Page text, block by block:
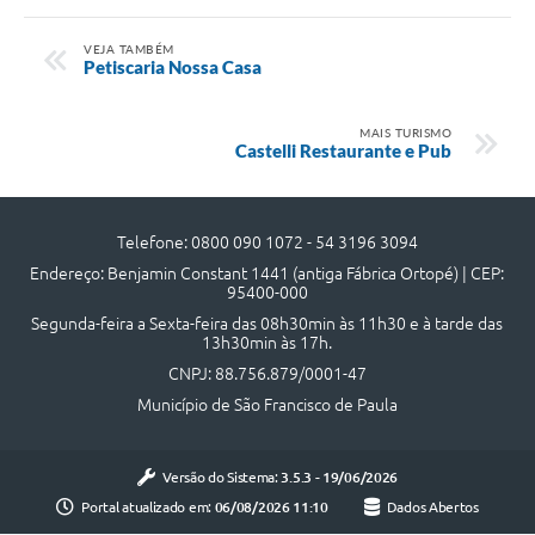
UERGS - Universidade Estadual do RS
Turismo
VEJA TAMBÉM
Petiscaria Nossa Casa
MAIS TURISMO
Castelli Restaurante e Pub
Telefone: 0800 090 1072 - 54 3196 3094
Endereço: Benjamin Constant 1441 (antiga Fábrica Ortopé) | CEP:
95400-000
Segunda-feira a Sexta-feira das 08h30min às 11h30 e à tarde das
13h30min às 17h.
CNPJ: 88.756.879/0001-47
Município de São Francisco de Paula
Versão do Sistema: 3.5.3 - 19/06/2026
Portal atualizado em: 06/08/2026 11:10 Dados Abertos